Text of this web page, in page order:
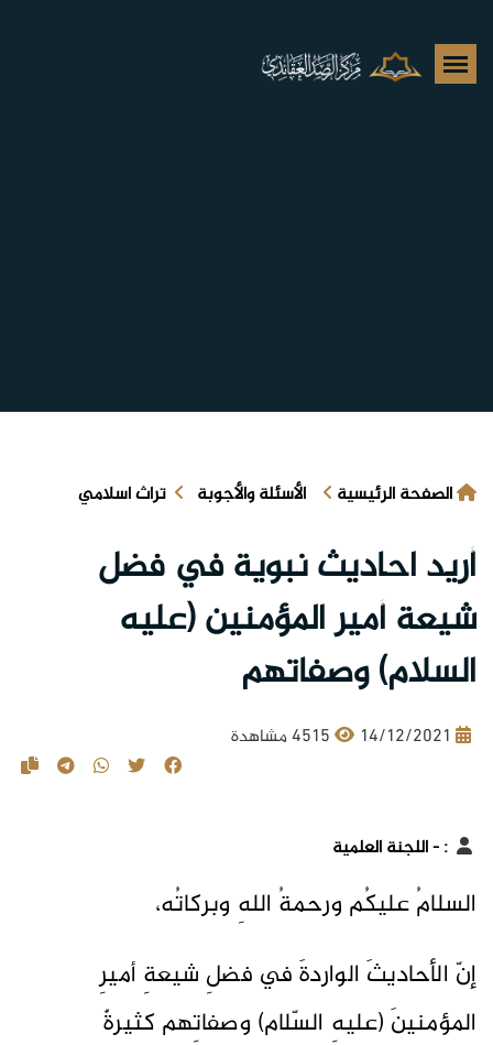
الصفحة الرئيسية الأسئلة والأجوبة تراث اسلامي
أريد احاديث نبوية في فضل
شيعة أمير المؤمنين (عليه
السلام) وصفاتهم
14/12/2021 4515 مشاهدة
:- اللجنة العلمية
السلامُ عليكُم ورحمةُ اللهِ وبركاتُه،
إنّ الأحاديثَ الواردةَ في فضلِ شيعةِ أميرِ
المؤمنينَ (عليهِ السّلام) وصفاتِهم كثيرةٌ